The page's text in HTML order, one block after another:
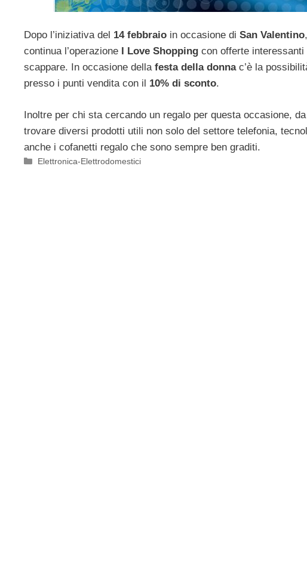
Dopo l’iniziativa del 14 febbraio in occasione di San Valentino,
continua l’operazione
I Love Shopping con offerte
scappare. In occasione della festa della donnac’è la
presso i punti vendita con il 10% di sconto.
Inoltre per chi sta cercando un regalo per questa occasione, da
trovare diversi prodotti utili non solo del settore telefonia,
anche i cofanetti regalo che sono sempre ben graditi.
Categorie
Elettronica-Elettrodomestici